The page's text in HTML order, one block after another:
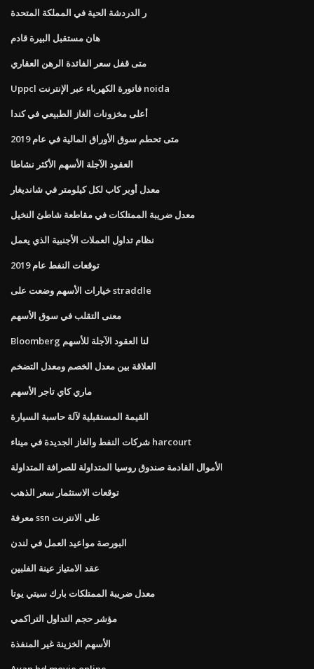
ر الدردشة الحية في المملكة المتحدة
هان مستقبل البيرة قادم
متى قفل سعر الفائدة الرهن العقاري
Uppcl فاتورة الكهرباء عبر الإنترنت noida
أعلى مخزونات الغاز الطبيعي في كندا
متى تحطم سوق الأوراق المالية في عام 2019
العقود الآجلة الأسهم الأكثر نشاطا
معدل أوبر كاب لكل كيلومتر في شانديغار
معدل ضريبة الممتلكات في مقاطعة شاطئ النخيل
نظام تداول العملات الأجنبية الذي يعمل
توقعات النفط عام 2019
خيارات الأسهم وضعت على straddle
معنى التقلب في سوق الأسهم
Bloomberg لنا العقود الآجلة للأسهم
العلاقة بين معدل الخصم ومعدل التضخم
ماري كاي تاجر الأسهم
القيمة المستقبلية لآلة حاسبة السيارة
شركات النفط والغاز الجديدة في ميناء harcourt
الأموال القادمة صندوق روسيا المتداولة للصرافة المتداولة
توقعات الاستثمار سعر الذهب
معرفة ssn على الانترنت
البورصة مواعيد العمل في لندن
عقد الامتياز عينة الفلبين
معدل ضريبة الممتلكات بارك سيتي يوتا
مؤشر حجم التداول التراكمي
الأسهم الخزينة غير المنفذة